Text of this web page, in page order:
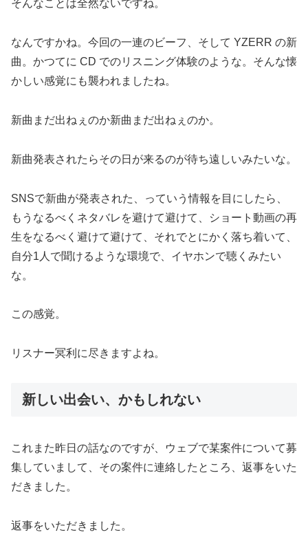
そんなことは全然ないですね。
なんですかね。今回の一連のビーフ、そして YZERR の新
曲。かつてに CD でのリスニング体験のような。そんな懐
かしい感覚にも襲われましたね。
新曲まだ出ねぇのか新曲まだ出ねぇのか。
新曲発表されたらその日が来るのが待ち遠しいみたいな。
SNSで新曲が発表された、っていう情報を目にしたら、
もうなるべくネタバレを避けて避けて、ショート動画の再
生をなるべく避けて避けて、それでとにかく落ち着いて、
自分1人で聞けるような環境で、イヤホンで聴くみたい
な。
この感覚。
リスナー冥利に尽きますよね。
新しい出会い、かもしれない
これまた昨日の話なのですが、ウェブで某案件について募
集していまして、その案件に連絡したところ、返事をいた
だきました。
返事をいただきました。